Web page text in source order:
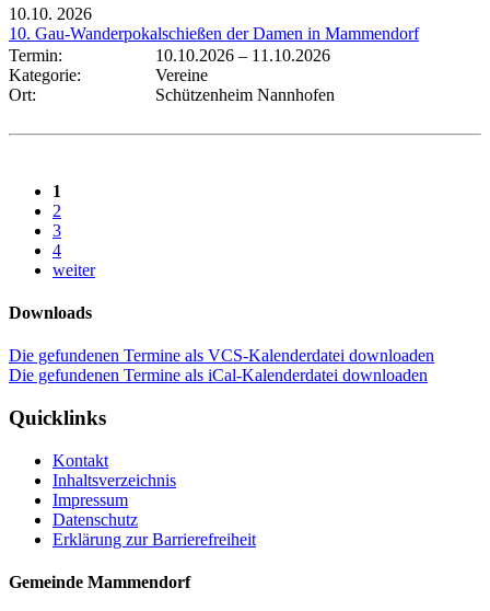
10.10. 2026
10. Gau-Wanderpokalschießen der Damen in Mammendorf
Termin:
10.10.2026 – 11.10.2026
Kategorie:
Vereine
Ort:
Schützenheim Nannhofen
1
2
3
4
weiter
Downloads
Die gefundenen Termine als VCS-Kalenderdatei downloaden
Die gefundenen Termine als iCal-Kalenderdatei downloaden
Quicklinks
Kontakt
Inhaltsverzeichnis
Impressum
Datenschutz
Erklärung zur Barrierefreiheit
Gemeinde Mammendorf